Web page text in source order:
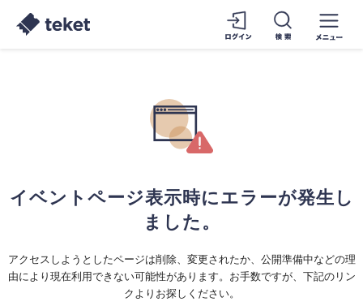
イベントページ表示時にエラーが発生し
ました。
アクセスしようとしたページは削除、変更されたか、公開準備中などの理
由により現在利用できない可能性があります。お手数ですが、下記のリン
クよりお探しください。